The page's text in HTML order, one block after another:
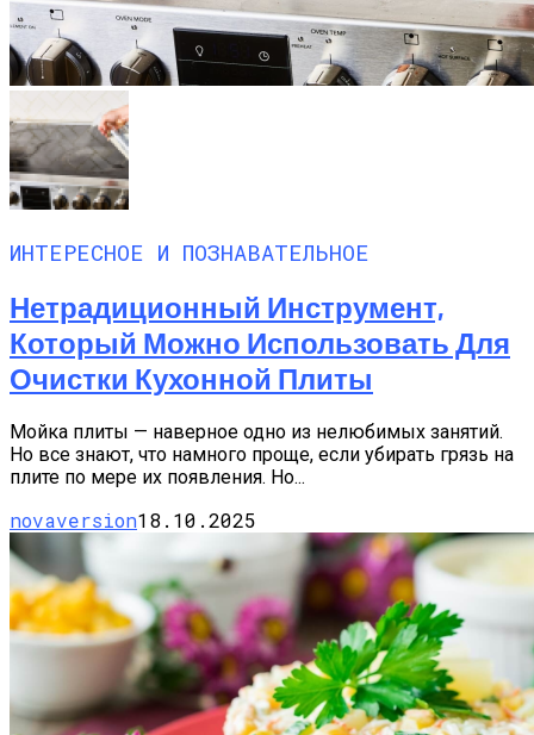
ИНТЕРЕСНОЕ И ПОЗНАВАТЕЛЬНОЕ
Нетрадиционный Инструмент,
Который Можно Использовать Для
Очистки Кухонной Плиты
Мойка плиты — наверное одно из нелюбимых занятий.
Но все знают, что намного проще, если убирать грязь на
плите по мере их появления. Но...
novaversion18.10.2025